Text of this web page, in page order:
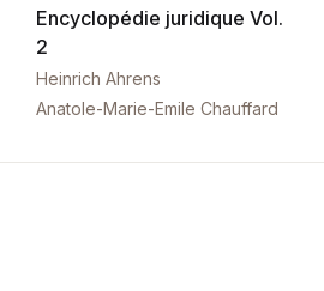
Encyclopédie juridique Vol.
2
Heinrich Ahrens
Anatole-Marie-Emile Chauffard